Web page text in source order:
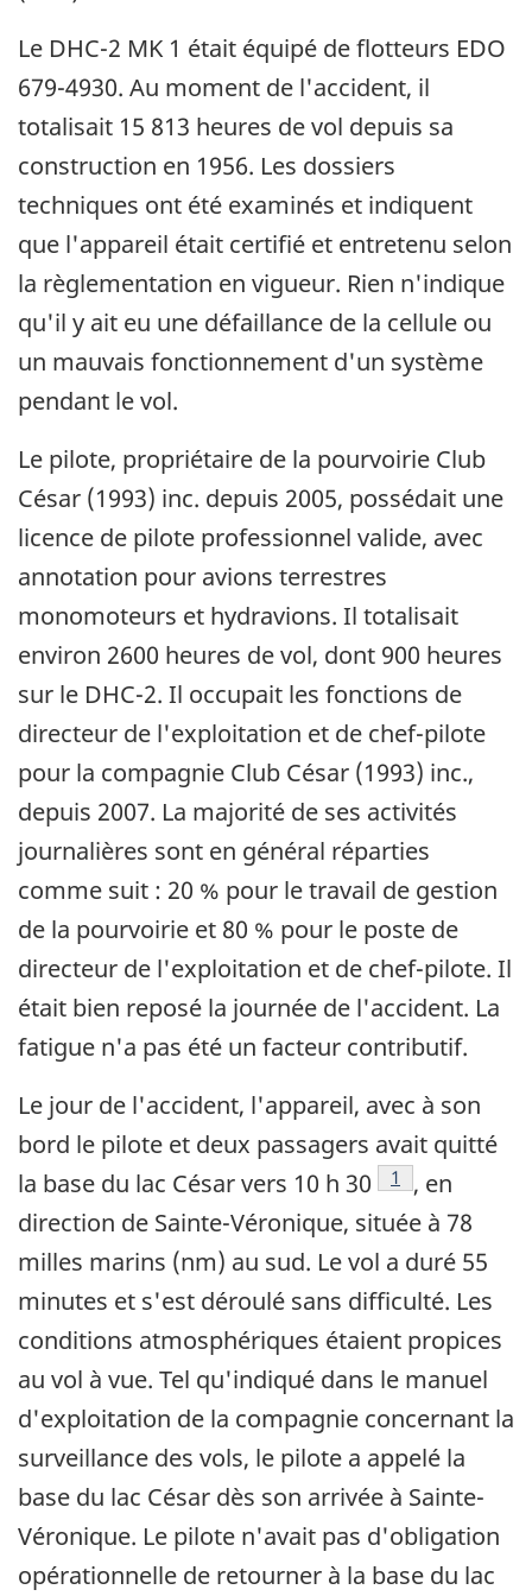
Le DHC-2 MK 1 était équipé de flotteurs EDO
679-4930. Au moment de l'accident, il
totalisait 15 813 heures de vol depuis sa
construction en 1956. Les dossiers
techniques ont été examinés et indiquent
que l'appareil était certifié et entretenu selon
la règlementation en vigueur. Rien n'indique
qu'il y ait eu une défaillance de la cellule ou
un mauvais fonctionnement d'un système
pendant le vol.
Le pilote, propriétaire de la pourvoirie Club
César (1993) inc. depuis 2005, possédait une
licence de pilote professionnel valide, avec
annotation pour avions terrestres
monomoteurs et hydravions. Il totalisait
environ 2600 heures de vol, dont 900 heures
sur le DHC-2. Il occupait les fonctions de
directeur de l'exploitation et de chef-pilote
pour la compagnie Club César (1993) inc.,
depuis 2007. La majorité de ses activités
journalières sont en général réparties
comme suit : 20 % pour le travail de gestion
de la pourvoirie et 80 % pour le poste de
directeur de l'exploitation et de chef-pilote. Il
était bien reposé la journée de l'accident. La
fatigue n'a pas été un facteur contributif.
Le jour de l'accident, l'appareil, avec à son
bord le pilote et deux passagers avait quitté
la base du lac César vers 10 h 30
Footnote
1
, en
direction de Sainte-Véronique, située à 78
milles marins (nm) au sud. Le vol a duré 55
minutes et s'est déroulé sans difficulté. Les
conditions atmosphériques étaient propices
au vol à vue. Tel qu'indiqué dans le manuel
d'exploitation de la compagnie concernant la
surveillance des vols, le pilote a appelé la
base du lac César dès son arrivée à Sainte-
Véronique. Le pilote n'avait pas d'obligation
opérationnelle de retourner à la base du lac